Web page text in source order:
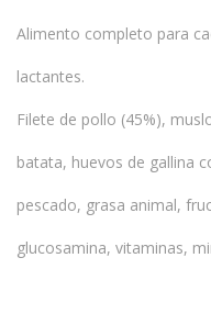
Alimento completo para
lactantes.
Filete de pollo (45%),
batata, huevos de gallina
pescado, grasa animal,
glucosamina, vitaminas,